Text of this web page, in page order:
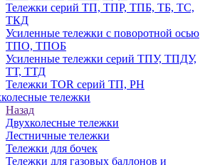
Тележки серий ТП, ТПР, ТПБ, ТБ, ТС,
ТКД
Усиленные тележки с поворотной осью
ТПО, ТПОБ
Усиленные тележки серий ТПУ, ТПДУ,
ТТ, ТТД
Тележки TOR серий ТП, PH
тележки
Назад
Двухколесные тележки
Лестничные тележки
Тележки для бочек
Тележки для газовых баллонов и